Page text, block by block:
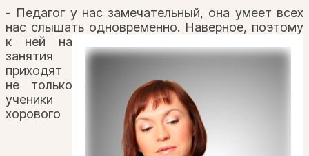
- Педагог у нас замечательный, она умеет всех
нас слышать одновременно. Наверное, поэтому
к ней на
занятия
приходят
не только
ученики
хорового